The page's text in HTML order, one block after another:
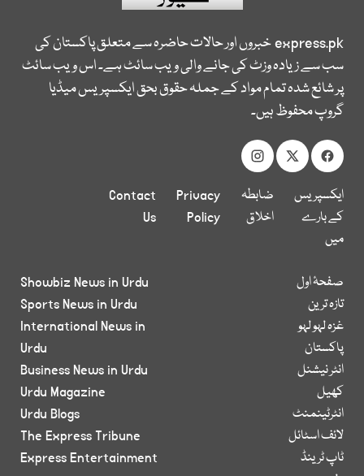
express.pkخبروں اور حالات حاضرہ سے متعلق پاکستان کی
سب سے زیادہ وزٹ کی جانے والی ویب سائٹ ہے۔ اس ویب سائٹ
پر شائع شدہ تمام مواد کے جملہ حقوق بحق ایکسپریس میڈیا
گروپ محفوظ ہیں۔
ایکسپریس
کے بارے
میں
ضابطہ
اخلاق
Privacy
Policy
Contact
Us
صفحۂ اول
تازہ ترین
غزہ لہو لہو
پاکستان
انٹر نیشنل
کھیل
انٹرٹینمنٹ
لائف اسٹائل
ٹاپ ٹرینڈ
Showbiz News in Urdu
Sports News in Urdu
International News in
Urdu
Business News in Urdu
Urdu Magazine
Urdu Blogs
The Express Tribune
Express Entertainment